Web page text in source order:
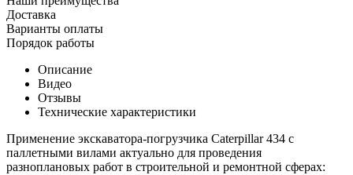
Доставка
Варианты оплаты
Порядок работы
Описание
Видео
Отзывы
Технические характеристики
Применение экскаватора-погрузчика Caterpillar 434 с
паллетными вилами актуально для проведения
разноплановых работ в строительной и ремонтной сферах: